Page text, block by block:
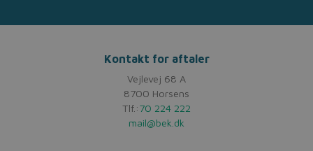
Kontakt for aftaler
Vejlevej 68 A
8700 Horsens
Tlf.:70 224 222
mail@bek.dk